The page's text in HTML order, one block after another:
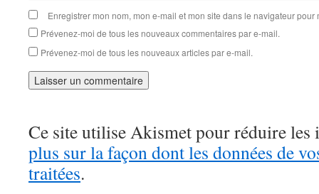
Enregistrer mon nom, mon e-mail et mon site dans le navigateur
Prévenez-moi de tous les nouveaux commentaires par e-mail.
Prévenez-moi de tous les nouveaux articles par e-mail.
Ce site utilise Akismet pour réduire les
plus sur la façon dont les données de
traitées.